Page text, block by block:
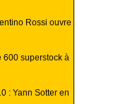
Rossi ouvre
600 superstock à
: Yann Sotter en